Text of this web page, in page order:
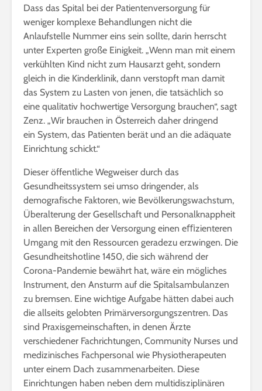
Dass das Spital bei der Patientenversorgung für
weniger komplexe Behandlungen nicht die
Anlaufstelle Nummer eins sein sollte, darin herrscht
unter Experten große Einigkeit. „Wenn man mit einem
verkühlten Kind nicht zum Hausarzt geht, sondern
gleich in die Kinderklinik, dann verstopft man damit
das System zu Lasten von jenen, die tatsächlich so
eine qualitativ hochwertige Versorgung brauchen“, sagt
Zenz. „Wir brauchen in Österreich daher dringend
ein System, das Patienten berät und an die adäquate
Einrichtung schickt.“
Dieser öffentliche Wegweiser durch das
Gesundheitssystem sei umso dringender, als
demografische Faktoren, wie Bevölkerungswachstum,
Überalterung der Gesellschaft und Personalknappheit
in allen Bereichen der Versorgung einen eﬃzienteren
Umgang mit den Ressourcen geradezu erzwingen. Die
Gesundheitshotline 1450, die sich während der
Corona-Pandemie bewährt hat, wäre ein mögliches
Instrument, den Ansturm auf die Spitalsambulanzen
zu bremsen. Eine wichtige Aufgabe hätten dabei auch
die allseits gelobten Primärversorgungszentren. Das
sind Praxisgemeinschaften, in denen Ärzte
verschiedener Fachrichtungen, Community Nurses und
medizinisches Fachpersonal wie Physiotherapeuten
unter einem Dach zusammenarbeiten. Diese
Einrichtungen haben neben dem multidisziplinären